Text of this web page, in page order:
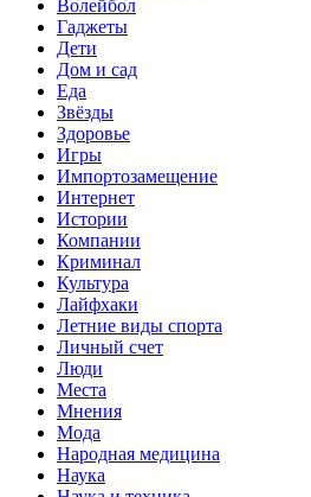
Волейбол
Гаджеты
Дети
Дом и сад
Еда
Звёзды
Здоровье
Игры
Импортозамещение
Интернет
Истории
Компании
Криминал
Культура
Лайфхаки
Летние виды спорта
Личный счет
Люди
Места
Мнения
Мода
Народная медицина
Наука